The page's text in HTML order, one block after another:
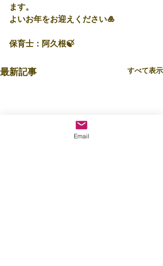
ます。
よいお年をお迎えください🎍
保育士：阿久根🍃
最新記事 すべて表示
Email